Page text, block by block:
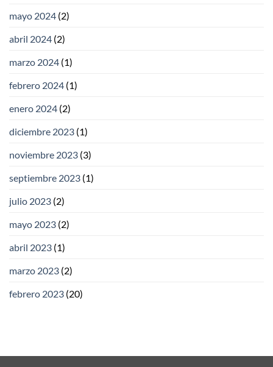
mayo 2024 (2)
abril 2024 (2)
marzo 2024 (1)
febrero 2024 (1)
enero 2024 (2)
diciembre 2023 (1)
noviembre 2023 (3)
septiembre 2023 (1)
julio 2023 (2)
mayo 2023 (2)
abril 2023 (1)
marzo 2023 (2)
febrero 2023 (20)